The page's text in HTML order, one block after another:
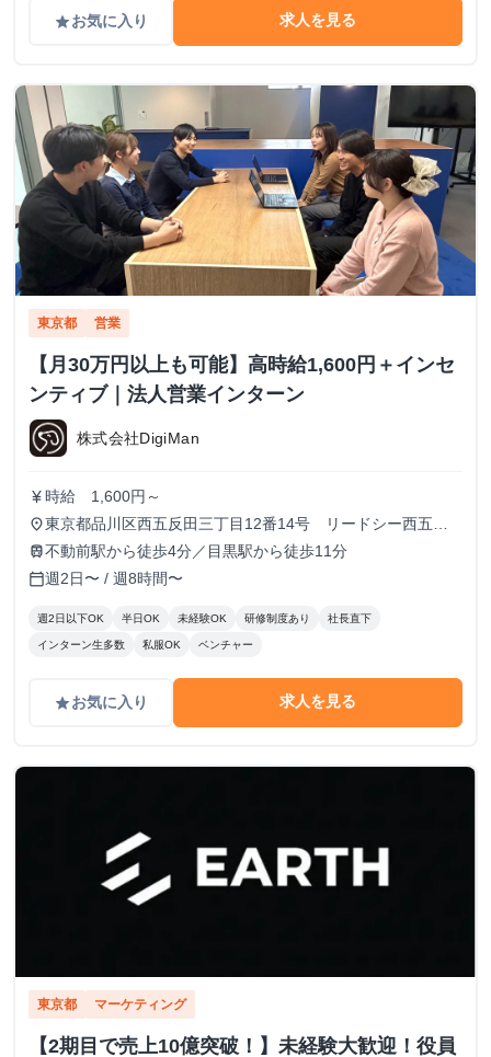
gradeお気に入り 求人を見る
東京都 営業
【月30万円以上も可能】高時給1,600円＋インセ
ンティブ｜法人営業インターン
株式会社DigiMan
currency_yen 時給 1,600円～
place東京都品川区西五反田三丁目12番14号 リードシー西五反
田ビル7-8階（受付8階）
train不動前駅から徒歩4分／目黒駅から徒歩11分
calendar_today週2日〜 / 週8時間〜
週2日以下OK 半日OK 未経験OK 研修制度あり 社長直下
インターン生多数 私服OK ベンチャー
gradeお気に入り 求人を見る
東京都 マーケティング
【2期目で売上10億突破！】未経験大歓迎！役員